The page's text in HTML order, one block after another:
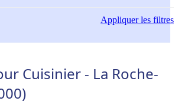
Appliquerles filtres
Cuisinier - La Roche-